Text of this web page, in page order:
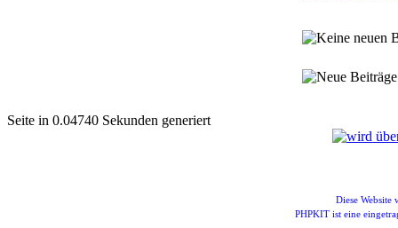
Seite in 0.04740 Sekunden generiert
Diese Website
PHPKIT ist eine